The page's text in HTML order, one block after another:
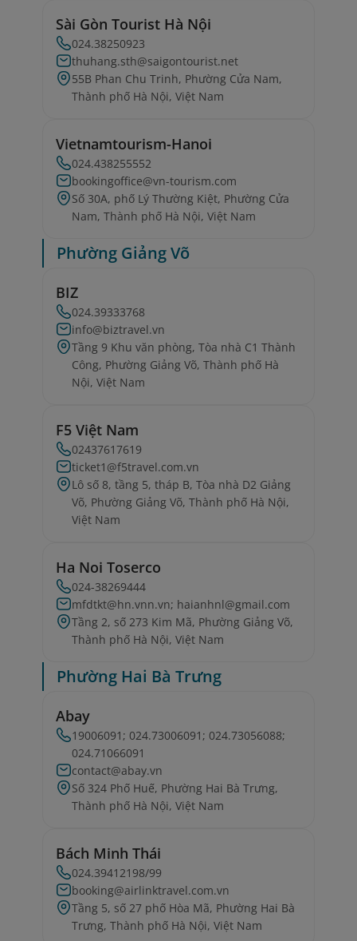
Sài Gòn Tourist Hà Nội
024.38250923
thuhang.sth@saigontourist.net
55B Phan Chu Trinh, Phường Cửa Nam,
Thành phố Hà Nội, Việt Nam
Vietnamtourism-Hanoi
024.438255552
bookingoffice@vn-tourism.com
Số 30A, phố Lý Thường Kiệt, Phường Cửa
Nam, Thành phố Hà Nội, Việt Nam
Phường Giảng Võ
BIZ
024.39333768
info@biztravel.vn
Tầng 9 Khu văn phòng, Tòa nhà C1 Thành
Công, Phường Giảng Võ, Thành phố Hà
Nội, Việt Nam
F5 Việt Nam
02437617619
ticket1@f5travel.com.vn
Lô số 8, tầng 5, tháp B, Tòa nhà D2 Giảng
Võ, Phường Giảng Võ, Thành phố Hà Nội,
Việt Nam
Ha Noi Toserco
024-38269444
mfdtkt@hn.vnn.vn; haianhnl@gmail.com
Tầng 2, số 273 Kim Mã, Phường Giảng Võ,
Thành phố Hà Nội, Việt Nam
Phường Hai Bà Trưng
Abay
19006091; 024.73006091; 024.73056088;
024.71066091
contact@abay.vn
Số 324 Phố Huế, Phường Hai Bà Trưng,
Thành phố Hà Nội, Việt Nam
Bách Minh Thái
024.39412198/99
booking@airlinktravel.com.vn
Tầng 5, số 27 phố Hòa Mã, Phường Hai Bà
Trưng, Thành phố Hà Nội, Việt Nam